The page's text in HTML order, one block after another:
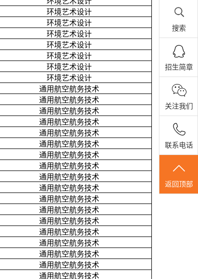
环境艺术设计
环境艺术设计
环境艺术设计
环境艺术设计
环境艺术设计
环境艺术设计
环境艺术设计
通用航空航务技术
通用航空航务技术
通用航空航务技术
通用航空航务技术
通用航空航务技术
通用航空航务技术
通用航空航务技术
通用航空航务技术
通用航空航务技术
通用航空航务技术
通用航空航务技术
通用航空航务技术
通用航空航务技术
通用航空航务技术
通用航空航务技术
通用航空航务技术
通用航空航务技术
通用航空航务技术
搜索
招生简章
关注我们
联系电话
返回顶部